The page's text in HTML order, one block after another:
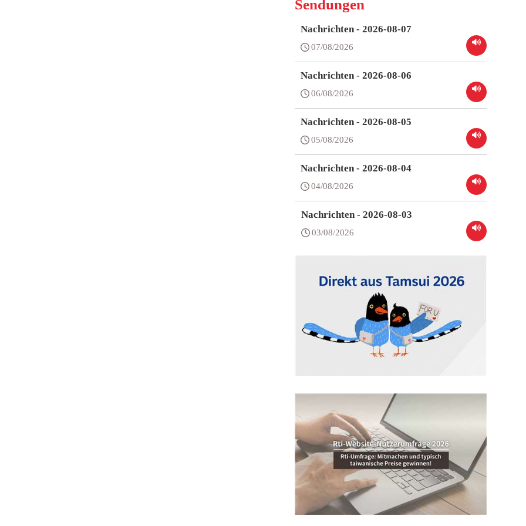
Sendungen
Nachrichten - 2026-08-07
07/08/2026
Nachrichten - 2026-08-06
06/08/2026
Nachrichten - 2026-08-05
05/08/2026
Nachrichten - 2026-08-04
04/08/2026
Nachrichten - 2026-08-03
03/08/2026